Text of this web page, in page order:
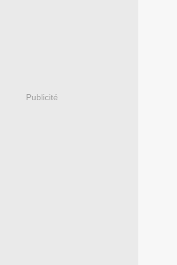
Publicité